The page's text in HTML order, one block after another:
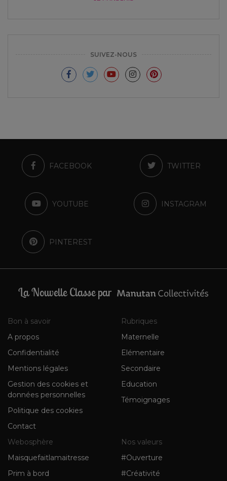
SUIVEZ-NOUS
FACEBOOK TWITTER
YOUTUBE INSTAGRAM
PINTEREST
La Nouvelle Classe par
Bon à savoir
A propos
Confidentialité
Mentions légales
Gestion des cookies et
données personnelles
Politique des cookies
Contact
Rubriques
Maternelle
Elémentaire
Secondaire
Education
Témoignages
Webosphère
Maisquefaitlamaitresse
Prim à bord
Nos valeurs
#Ouverture
#Créativité